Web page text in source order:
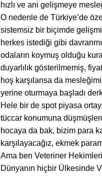
hızlı ve ani gelişmeye
O nedenle de Türkiye’de
sistemsiz bir biçimde
herkes istediği gibi
odaların koymuş olduğu
duyarlılık gösterilmemiş,
hoş karşılansa da
yerine oturmaya başladı
Hele bir de spot piyasa
tüccar konumuna
hocaya da bak, bizim para
karşılayacağız, ekmek
Ama ben Veteriner
Dünyanın hiçbir Ülkesinde